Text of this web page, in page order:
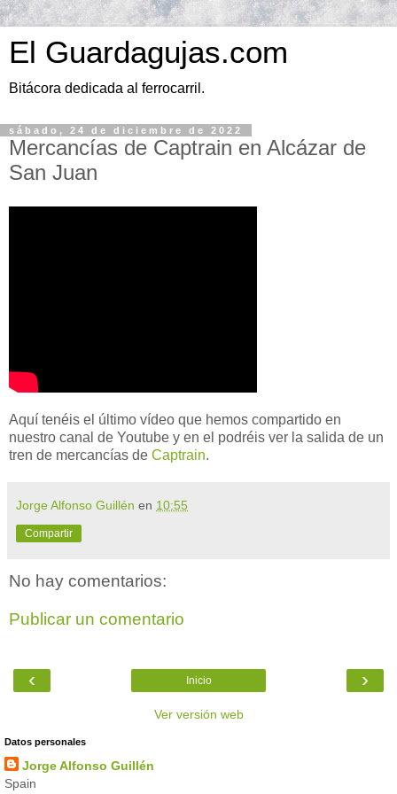
El Guardagujas.com
Bitácora dedicada al ferrocarril.
sábado, 24 de diciembre de 2022
Mercancías de Captrain en Alcázar de
San Juan
Aquí tenéis el último vídeo que hemos compartido en
nuestro canal de Youtube y en el podréis ver la salida de un
tren de mercancías de Captrain.
Jorge Alfonso Guillén en 10:55
Compartir
No hay comentarios:
Publicar un comentario
‹ ›
Inicio
Ver versión web
Datos personales
Jorge Alfonso Guillén
Spain